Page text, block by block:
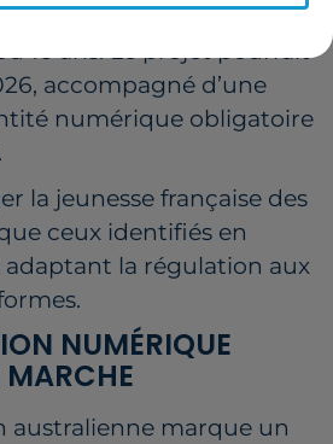
l’accès aux réseaux
16 ans. Le projet pourrait
accompagné d’une
numérique obligatoire
la jeunesse française des
ceux identifiés en
la régulation aux
NUMÉRIQUE
MARCHE
australienne marque un